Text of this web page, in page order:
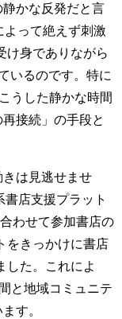
かな反発だと言
って絶えず刺激
け身でありながら
いるのです。特に
うした静かな時間
接続」の手段と
は見逃せませ
店支援プラット
わせて参加書店の
をきっかけに書店
した。これによ
と地域コミュニテ
す。